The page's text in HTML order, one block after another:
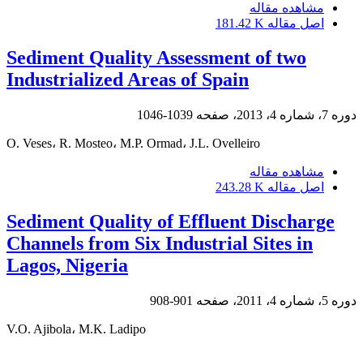
مشاهده مقاله
اصل مقاله 181.42 K
Sediment Quality Assessment of two
Industrialized Areas of Spain
دوره 7، شماره 4، 2013، صفحه 1039-1046
O. Veses، R. Mosteo، M.P. Ormad، J.L. Ovelleiro
مشاهده مقاله
اصل مقاله 243.28 K
Sediment Quality of Effluent Discharge
Channels from Six Industrial Sites in
Lagos, Nigeria
دوره 5، شماره 4، 2011، صفحه 901-908
V.O. Ajibola، M.K. Ladipo